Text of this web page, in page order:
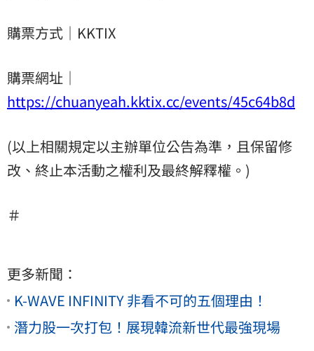
購票方式｜KKTIX
購票網址｜
https://chuanyeah.kktix.cc/events/45c64b8d
(以上相關規定以主辦單位公告為準，且保留修
改、終止本活動之權利及最終解釋權。)
＃
更多新聞：
K-WAVE INFINITY 非看不可的五個理由！
潛力股一次打包！展現韓流新世代最強現場